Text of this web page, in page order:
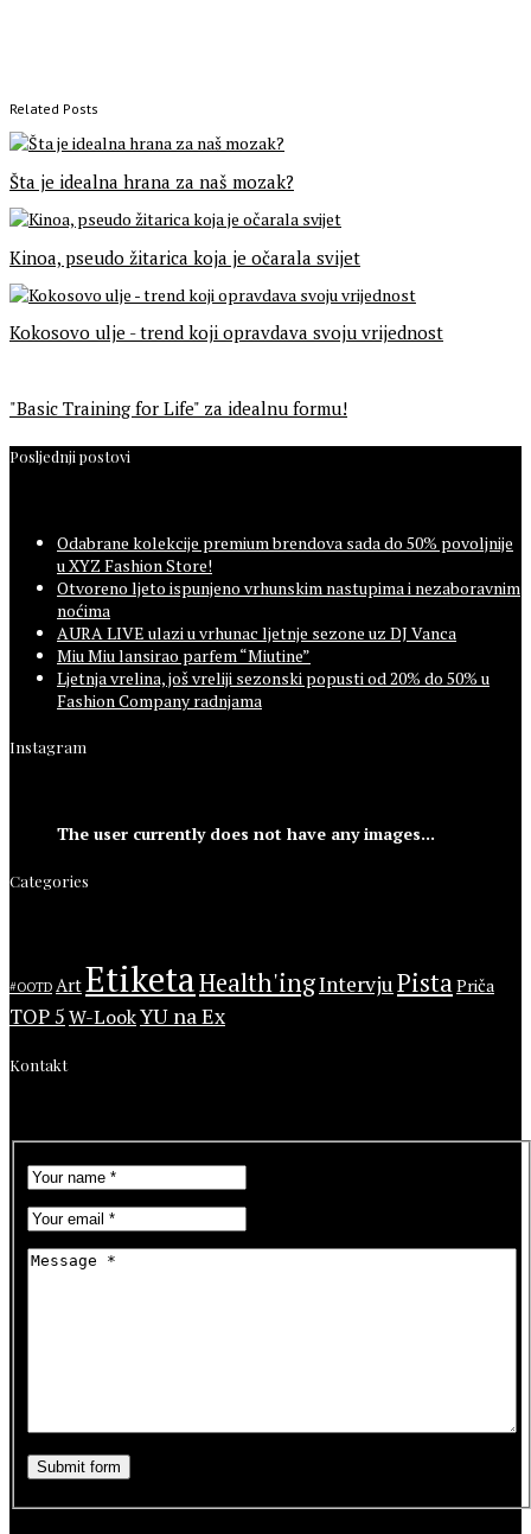
Related Posts
Šta je idealna hrana za naš mozak?
Kinoa, pseudo žitarica koja je očarala svijet
Kokosovo ulje - trend koji opravdava svoju vrijednost
"Basic Training for Life" za idealnu formu!
Posljednji postovi
Odabrane kolekcije premium brendova sada do 50% povoljnije
u XYZ Fashion Store!
Otvoreno ljeto ispunjeno vrhunskim nastupima i nezaboravnim
noćima
AURA LIVE ulazi u vrhunac ljetnje sezone uz DJ Vanca
Miu Miu lansirao parfem “Miutine”
Ljetnja vrelina, još vreliji sezonski popusti od 20% do 50% u
Fashion Company radnjama
Instagram
The user currently does not have any images...
Categories
#OOTD ArtEtiketaHealth'ingIntervju PistaPriča
TOP 5W-LookYU na Ex
Kontakt